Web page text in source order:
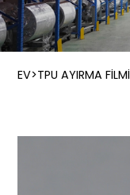
EV>TPU AYIRMA FILMI